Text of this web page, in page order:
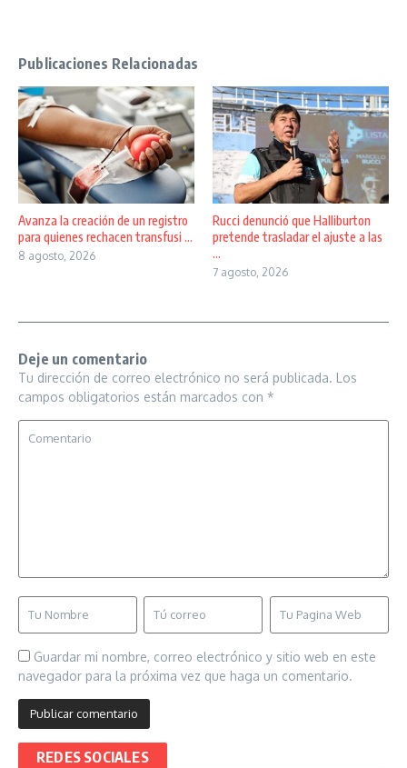
Publicaciones Relacionadas
Avanza la creación de un registro
para quienes rechacen transfusi ...
8 agosto, 2026
Rucci denunció que Halliburton
pretende trasladar el ajuste a las
...
7 agosto, 2026
Deje un comentario
Tu dirección de correo electrónico no será publicada. Los
campos obligatorios están marcados con *
Guardar mi nombre, correo electrónico y sitio web en este
navegador para la próxima vez que haga un comentario.
REDES SOCIALES